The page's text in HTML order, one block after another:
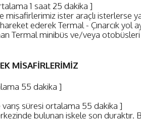
1 saat 25 dakika ]
misafirlerimiz ister araçlı
ederek Termal - Çınarcık
Termal minibüs ve/veya
MİSAFİRLERİMİZ
55 dakika ]
süresi ortalama 55 dakika ]
bulunan iskele son